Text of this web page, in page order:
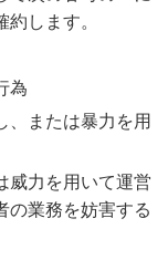
します。
為
、または暴力を用
威力を用いて運営
の業務を妨害する